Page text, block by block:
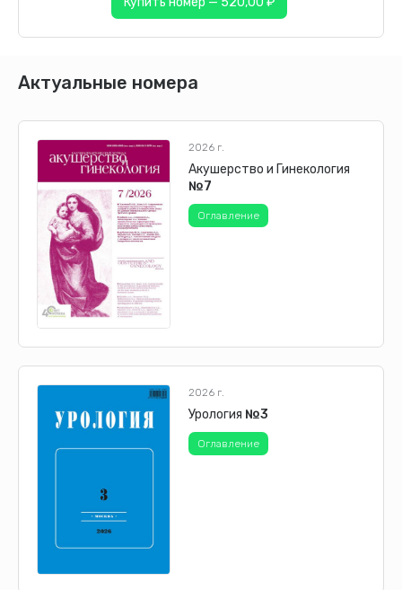
Актуальные номера
2026 г.
Акушерство и Гинекология
№7
Оглавление
2026 г.
Урология №3
Оглавление